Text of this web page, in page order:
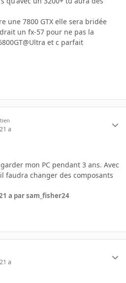
une 7800 GTX elle sera bridée
un fx-57 pour ne pas la
et c parfait
21 a
mon PC pendant 3 ans. Avec
faudra changer des composants
a par sam_fisher24
21 a